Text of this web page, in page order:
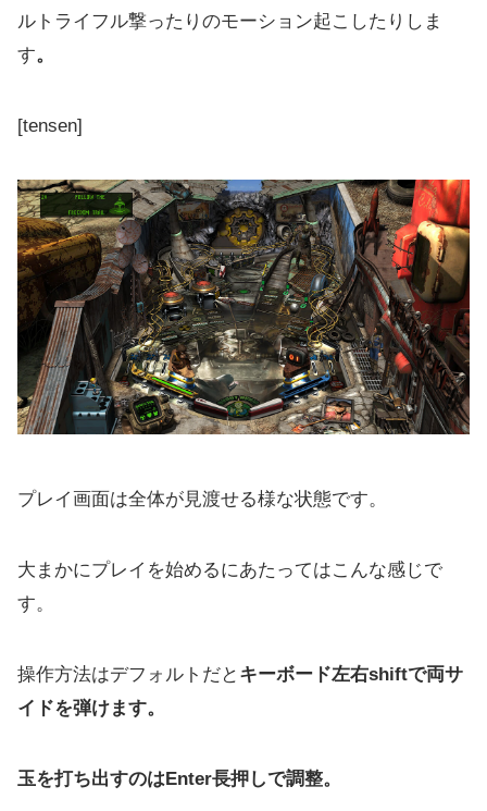
ルトライフル撃ったりのモーション起こしたりしま
す。
[tensen]
プレイ画面は全体が見渡せる様な状態です。
大まかにプレイを始めるにあたってはこんな感じで
す。
操作方法はデフォルトだと キーボード左右shiftで両サ
イドを弾けます。
玉を打ち出すのはEnter長押しで調整。